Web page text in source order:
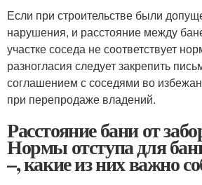
Если при строительстве были
нарушения, и расстояние между
участке соседа не соответствует
разногласия следует закрепить
соглашением с соседями во
при перепродаже владений.
Расстояние бани от
Нормы отступа для
–, какие из них важно